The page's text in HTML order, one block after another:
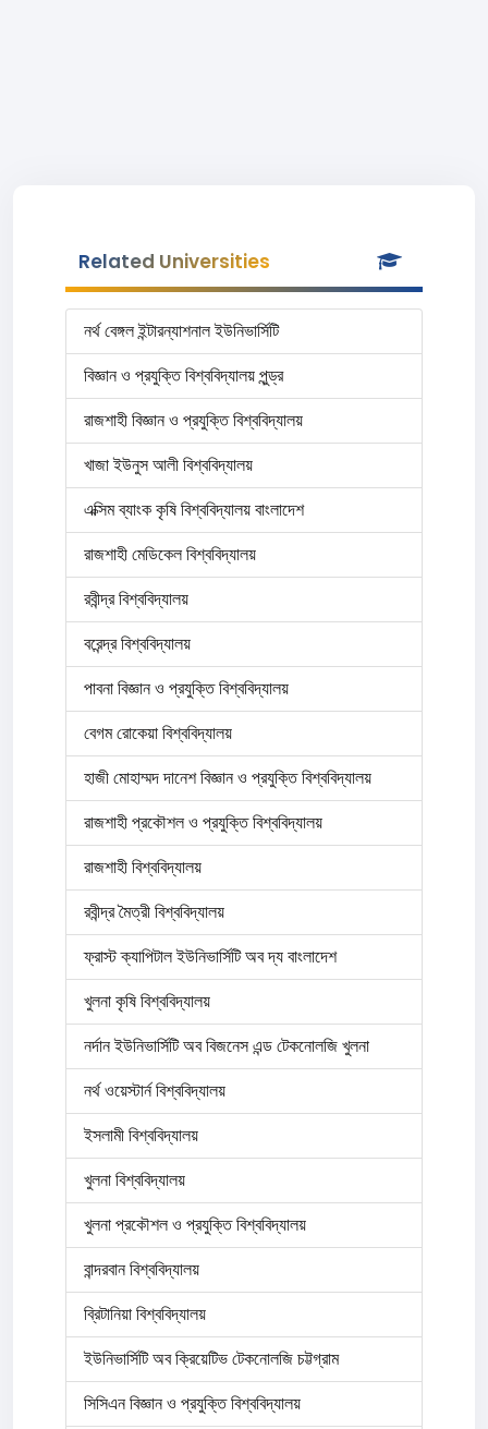
Related Universities
নর্থ বেঙ্গল ইন্টারন্যাশনাল ইউনিভার্সিটি
বিজ্ঞান ও প্রযুক্তি বিশ্ববিদ্যালয় পুন্ড্র
রাজশাহী বিজ্ঞান ও প্রযুক্তি বিশ্ববিদ্যালয়
খাজা ইউনুস আলী বিশ্ববিদ্যালয়
এক্সিম ব্যাংক কৃষি বিশ্ববিদ্যালয় বাংলাদেশ
রাজশাহী মেডিকেল বিশ্ববিদ্যালয়
রবীন্দ্র বিশ্ববিদ্যালয়
বরেন্দ্র বিশ্ববিদ্যালয়
পাবনা বিজ্ঞান ও প্রযুক্তি বিশ্ববিদ্যালয়
বেগম রোকেয়া বিশ্ববিদ্যালয়
হাজী মোহাম্মদ দানেশ বিজ্ঞান ও প্রযুক্তি বিশ্ববিদ্যালয়
রাজশাহী প্রকৌশল ও প্রযুক্তি বিশ্ববিদ্যালয়
রাজশাহী বিশ্ববিদ্যালয়
রবীন্দ্র মৈত্রী বিশ্ববিদ্যালয়
ফ্রাস্ট ক্যাপিটাল ইউনিভার্সিটি অব দ্য বাংলাদেশ
খুলনা কৃষি বিশ্ববিদ্যালয়
নর্দান ইউনিভার্সিটি অব বিজনেস এন্ড টেকনোলজি খুলনা
নর্থ ওয়েস্টার্ন বিশ্ববিদ্যালয়
ইসলামী বিশ্ববিদ্যালয়
খুলনা বিশ্ববিদ্যালয়
খুলনা প্রকৌশল ও প্রযুক্তি বিশ্ববিদ্যালয়
বান্দরবান বিশ্ববিদ্যালয়
ব্রিটানিয়া বিশ্ববিদ্যালয়
ইউনিভার্সিটি অব ক্রিয়েটিভ টেকনোলজি চট্টগ্রাম
সিসিএন বিজ্ঞান ও প্রযুক্তি বিশ্ববিদ্যালয়